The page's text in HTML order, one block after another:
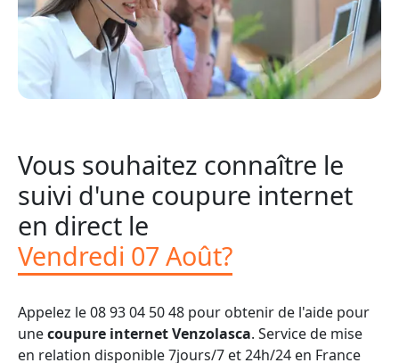
Vous souhaitez connaître le
suivi d'une coupure internet
en direct le
Vendredi 07 Août?
Appelez le 08 93 04 50 48 pour obtenir de l'aide pour
unecoupure internet Venzolasca. Service de mise
en relation disponible 7jours/7 et 24h/24 en France